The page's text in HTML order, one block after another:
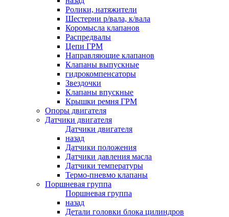
Ролики, натяжители
Шестерни р/вала, к/вала
Коромысла клапанов
Распредвалы
Цепи ГРМ
Направляющие клапанов
Клапаны выпускные
гидрокомпенсаторы
Звездочки
Клапаны впускные
Крышки ремня ГРМ
Опоры двигателя
Датчики двигателя
Датчики двигателя
назад
Датчики положения
Датчики давления масла
Датчики температуры
Термо-пневмо клапаны
Поршневая группа
Поршневая группа
назад
Детали головки блока цилиндров